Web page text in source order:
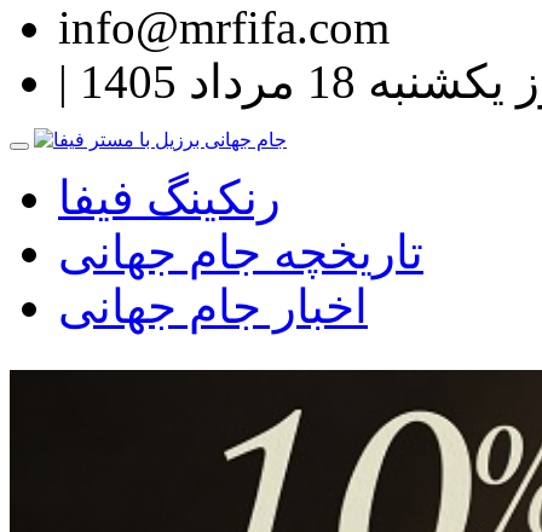
info@mrfifa.com
18 مرداد 1405
رنکینگ فیفا
تاریخچه جام جهانی
اخبار جام جهانی